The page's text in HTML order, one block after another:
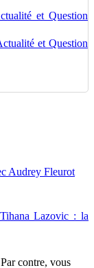
et Question
et Question
Audrey Fleurot
Lazovic : la
Par contre, vous